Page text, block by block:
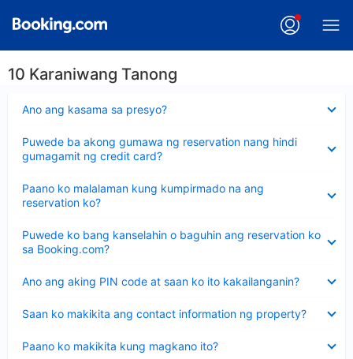
10 Karaniwang Tanong
Ano ang kasama sa presyo?
ang
Puwede ba akong gumawa ng reservation nang hindi
gumagamit ng credit card?
ang
sagot
Paano ko malalaman kung kumpirmado na ang
reservation ko?
ang
sagot
Puwede ko bang kanselahin o baguhin ang reservation ko
sa Booking.com?
ang
sagot
Ano ang aking PIN code at saan ko ito kakailanganin?
ang
Saan ko makikita ang contact information ng property?
ang
Paano ko makikita kung magkano ito?
ang